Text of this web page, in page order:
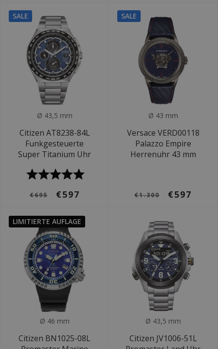
SALE
Ø 43,5 mm
Citizen AT8238-84L
Funkgesteuerte
Super Titanium Uhr
€695 €597
SALE
Ø 43 mm
Versace VERD00118
Palazzo Empire
Herrenuhr 43 mm
€1.300 €597
LIMITIERTE AUFLAGE
Ø 46 mm
Citizen BN1025-08L
Ø 43,5 mm
Citizen JV1006-51L